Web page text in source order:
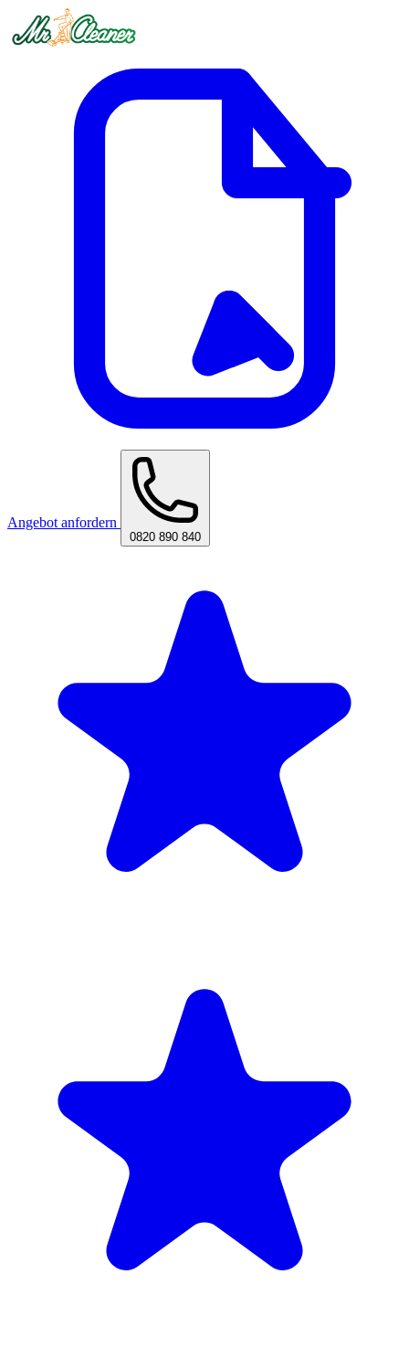
Angebot anfordern
0820 890 840